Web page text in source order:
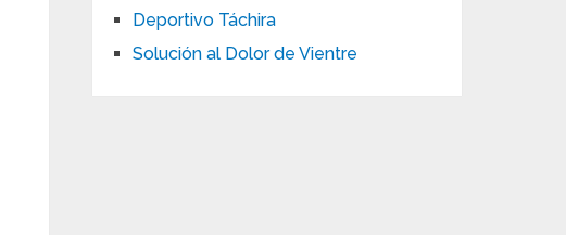
Deportivo Táchira
Solución al Dolor de Vientre